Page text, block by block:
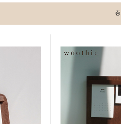
총